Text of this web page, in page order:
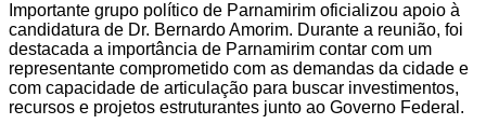
Importante grupo político de Parnamirim oficializou apoio à
candidatura de Dr. Bernardo Amorim. Durante a reunião, foi
destacada a importância de Parnamirim contar com um
representante comprometido com as demandas da cidade e
com capacidade de articulação para buscar investimentos,
recursos e projetos estruturantes junto ao Governo Federal.